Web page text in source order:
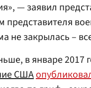
— заявил
представителя
не закрылась –
в январе 2017
США